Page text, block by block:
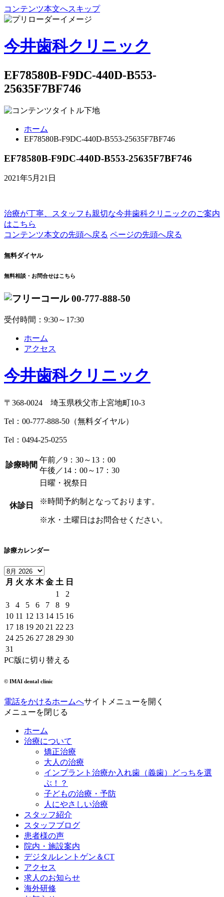
コンテンツ本文へスキップ
今井歯科クリニック
EF78580B-F9DC-440D-B553-
25635F7BF746
ホーム
EF78580B-F9DC-440D-B553-25635F7BF746
EF78580B-F9DC-440D-B553-25635F7BF746
2021年5月21日
治療が丁寧、スタッフも親切な今井歯科クリニックのご案内
はこちら
コンテンツ本文の先頭へ戻る ページの先頭へ戻る
無料ダイヤル
無料相談・お問合せはこちら
00-777-888-50
受付時間：9:30～17:30
ホーム
アクセス
今井歯科クリニック
〒368-0024 埼玉県秩父市上宮地町10-3
Tel： 00-777-888-50 （無料ダイヤル）
Tel： 0494-25-0255
診療時間
午前／9：30～13：00
午後／14：00～17：30
休診日
日曜・祝祭日
※時間予約制となっております。
※水・土曜日はお問合せください。
診療カレンダー
月 火 水 木 金 土 日
1
2
3
4 5 6 7 8
9
10 11 12 13 14 15 16
17 18 19 20 21 22 23
24 25 26 27 28 29 30
31
PC版に切り替える
© IMAI dental clinic
電話をかけるホームへサイトメニューを開く
メニューを閉じる
ホーム
治療について
矯正治療
大人の治療
インプラント治療か入れ歯（義歯）どっちを選
ぶ！？
子どもの治療・予防
人にやさしい治療
スタッフ紹介
スタッフブログ
患者様の声
院内・施設案内
デジタルレントゲン＆CT
アクセス
求人のお知らせ
海外研修